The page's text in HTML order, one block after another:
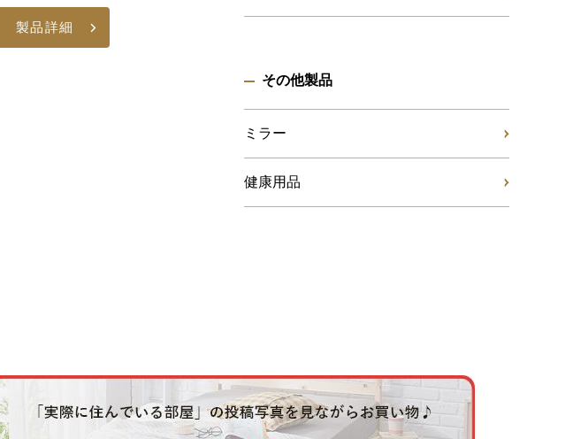
製品詳細
その他製品
ミラー
健康用品